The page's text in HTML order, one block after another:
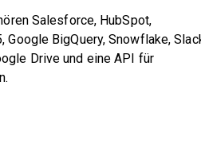
Salesforce, HubSpot,
Google BigQuery, Snowflake,
Drive und eine API für